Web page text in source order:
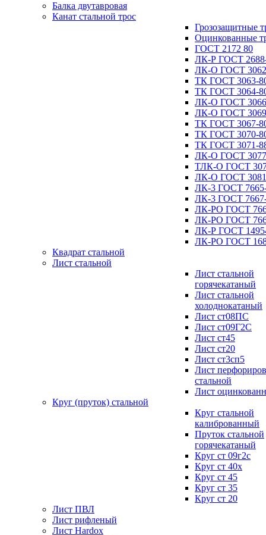
Балка двутавровая
Канат стальной трос
Грозозащитные
Оцинкованные
ГОСТ 2172 80
ЛК-Р ГОСТ
ЛК-О ГОСТ
ТК ГОСТ 3063-
ТК ГОСТ 3064-
ЛК-О ГОСТ
ЛК-О ГОСТ
ТК ГОСТ 3067-
ТК ГОСТ 3070-
ТК ГОСТ 3071-
ЛК-О ГОСТ
ТЛК-О ГОСТ
ЛК-О ГОСТ
ЛК-3 ГОСТ
ЛК-3 ГОСТ
ЛК-РО ГОСТ
ЛК-РО ГОСТ
ЛК-Р ГОСТ
ЛК-РО ГОСТ
Квадрат стальной
Лист стальной
Лист стальной
горячекатаный
Лист стальной
холоднокатаный
Лист ст08ПС
Лист ст09Г2С
Лист ст45
Лист ст20
Лист ст3сп5
Лист
стальной
Лист
Круг (пруток) стальной
Круг стальной
калиброванный
Пруток стальной
горячекатаный
Круг ст 09г2с
Круг ст 40х
Круг ст 45
Круг ст 35
Круг ст 20
Лист ПВЛ
Лист рифленый
Лист Hardox